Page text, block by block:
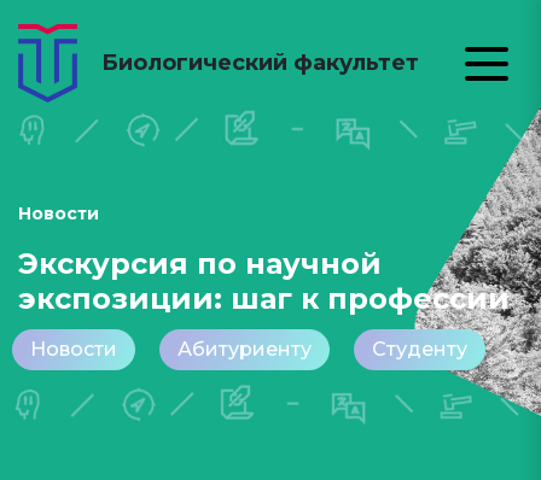
Биологический факультет
Новости
Экскурсия по научной
экспозиции: шаг к профессии
Новости Абитуриенту Студенту